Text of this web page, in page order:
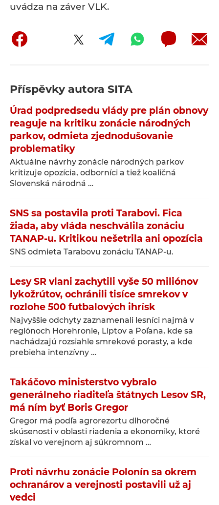
uvádza na záver VLK.
Příspěvky autora SITA
Úrad podpredsedu vlády pre plán obnovy
reaguje na kritiku zonácie národných
parkov, odmieta zjednodušovanie
problematiky
Aktuálne návrhy zonácie národných parkov
kritizuje opozícia, odborníci a tiež koaličná
Slovenská národná …
SNS sa postavila proti Tarabovi. Fica
žiada, aby vláda neschválila zonáciu
TANAP-u. Kritikou nešetrila ani opozícia
SNS odmieta Tarabovu zonáciu TANAP-u.
Lesy SR vlani zachytili vyše 50 miliónov
lykožrútov, ochránili tisíce smrekov v
rozlohe 500 futbalových ihrísk
Najvyššie odchyty zaznamenali lesníci najmä v
regiónoch Horehronie, Liptov a Poľana, kde sa
nachádzajú rozsiahle smrekové porasty, a kde
prebieha intenzívny …
Takáčovo ministerstvo vybralo
generálneho riaditeľa štátnych Lesov SR,
má ním byť Boris Gregor
Gregor má podľa agrorezortu dlhoročné
skúsenosti v oblasti riadenia a ekonomiky, ktoré
získal vo verejnom aj súkromnom …
Proti návrhu zonácie Polonín sa okrem
ochranárov a verejnosti postavili už aj
vedci